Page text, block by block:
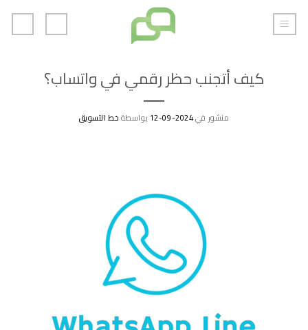
تخطي
للمحتوى
كيف أتجنب حظر رقمي في واتساب؟
منشور في2024-09-12 بواسطةخط التسويق